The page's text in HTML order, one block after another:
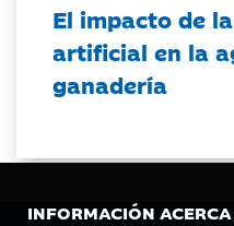
INFORMACIÓN
El impacto de
artificial en la
ganadería